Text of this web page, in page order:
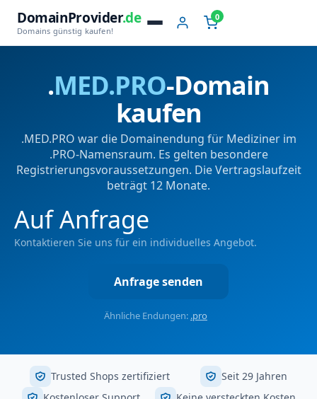
DomainProvider.de
Domains günstig kaufen!
0
.MED.PRO-Domain
kaufen
.MED.PRO war die Domainendung für Mediziner im
.PRO-Namensraum. Es gelten besondere
Registrierungsvoraussetzungen. Die Vertragslaufzeit
beträgt 12 Monate.
Auf Anfrage
Kontaktieren Sie uns für ein individuelles Angebot.
Anfrage senden
Ähnliche Endungen: .pro
Trusted Shops zertifiziert
Seit 29 Jahren